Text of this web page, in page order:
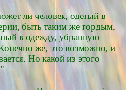
ли человек, одетый в
быть таким же гордым,
в одежду, убранную
же, это возможно, и
Но какой из этого